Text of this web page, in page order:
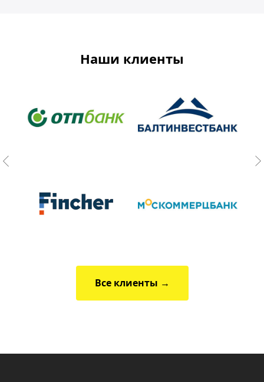
Наши клиенты
Все клиенты →